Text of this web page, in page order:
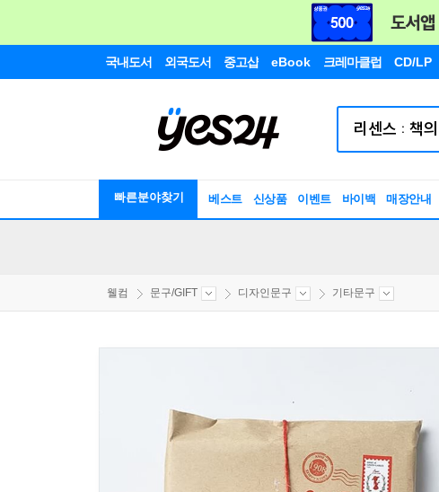
국내도서 외국도서 중고샵 eBook 크레마클럽 CD/LP
빠른분야찾기 베스트 신상품 이벤트 바이백 매장안내
웰컴 문구/GIFT 디자인문구 기타문구